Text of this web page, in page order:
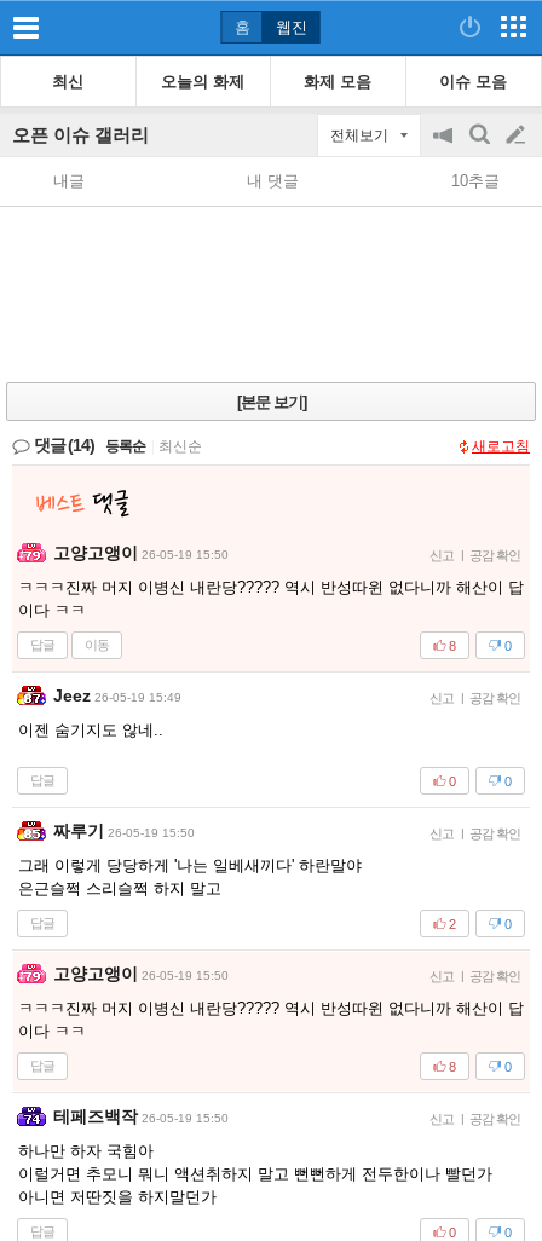
홈 웹진
최신 오늘의 화제 화제 모음 이슈 모음
오픈 이슈 갤러리 전체보기
공
지
on/off
검
색
글
쓰
내글 내 댓글 10추글
[본문 보기]
댓글(14) 등록순 최신순 새로고침
고양고앵이 26-05-19 15:50 신고 | 공감 확인
ㅋㅋㅋ진짜 머지 이병신 내란당????? 역시 반성따윈 없다니까 해산이 답
이다 ㅋㅋ
답글 이동 0
8
Jeez 26-05-19 15:49 신고 | 공감 확인
이젠 숨기지도 않네..
답글 0
0
짜루기 26-05-19 15:50 신고 | 공감 확인
그래 이렇게 당당하게 '나는 일베새끼다' 하란말야
은근슬쩍 스리슬쩍 하지 말고
답글 0
2
고양고앵이 26-05-19 15:50 신고 | 공감 확인
ㅋㅋㅋ진짜 머지 이병신 내란당????? 역시 반성따윈 없다니까 해산이 답
이다 ㅋㅋ
답글 0
8
테페즈백작 26-05-19 15:50 신고 | 공감 확인
하나만 하자 국힘아
이럴거면 추모니 뭐니 액션취하지 말고 뻔뻔하게 전두한이나 빨던가
아니면 저딴짓을 하지말던가
답글 0
0